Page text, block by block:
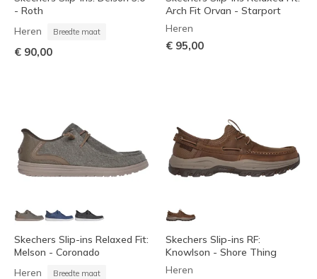
- Roth
Heren Breedte maat
€ 90,00
Arch Fit Orvan - Starport
Heren
€ 95,00
Skechers Slip-ins Relaxed Fit:
Melson - Coronado
Heren Breedte maat
Skechers Slip-ins RF:
Knowlson - Shore Thing
Heren